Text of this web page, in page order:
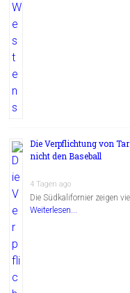
Die Verpflichtung von
nicht den Baseball
4 Tagen ago
Die Südkalifornier zeigen
Weiterlesen...